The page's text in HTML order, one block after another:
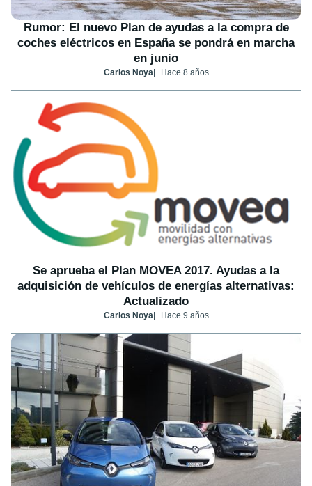
Rumor: El nuevo Plan de ayudas a la compra de
coches eléctricos en España se pondrá en marcha
en junio
Carlos Noya Hace 8 años
Se aprueba el Plan MOVEA 2017. Ayudas a la
adquisición de vehículos de energías alternativas:
Actualizado
Carlos Noya Hace 9 años